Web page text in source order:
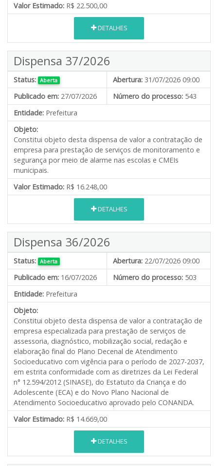
Valor Estimado: R$ 22.500,00
DETALHES
Dispensa 37/2026
Status: Aberta Abertura: 31/07/2026 09:00
Publicado em: 27/07/2026 Número do processo: 543
Entidade: Prefeitura
Objeto:
Constitui objeto desta dispensa de valor a contratação de
empresa para prestação de serviços de monitoramento e
segurança por meio de alarme nas escolas e CMEIs
municipais.
Valor Estimado: R$ 16.248,00
DETALHES
Dispensa 36/2026
Status: Aberta Abertura: 22/07/2026 09:00
Publicado em: 16/07/2026 Número do processo: 503
Entidade: Prefeitura
Objeto:
Constitui objeto desta dispensa de valor a contratação de
empresa especializada para prestação de serviços de
assessoria, diagnóstico, mobilização social, redação e
elaboração final do Plano Decenal de Atendimento
Socioeducativo com vigência para o período de 2027-2037,
em estrita conformidade com as diretrizes da Lei Federal
n° 12.594/2012 (SINASE), do Estatuto da Criança e do
Adolescente (ECA) e do Novo Plano Nacional de
Atendimento Socioeducativo aprovado pelo CONANDA.
Valor Estimado: R$ 14.669,00
DETALHES